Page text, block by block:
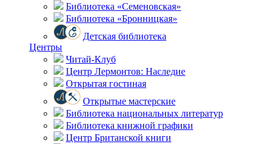
Библиотека «Семеновская»
Библиотека «Бронницкая»
Детская библиотека
Центры
Читай-Клуб
Центр Лермонтов: Наследие
Открытая гостиная
Открытые мастерские
Библиотека национальных литератур
Библиотека книжной графики
Центр Британской книги